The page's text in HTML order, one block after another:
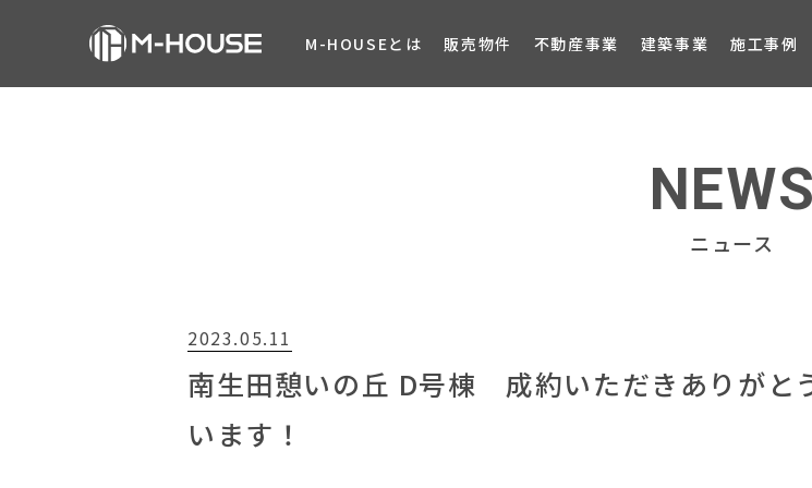
M-HOUSEとは 販売物件 不動産事業 建築事業 施工事例
NEWS
ニュース
2023.05.11
南生田憩いの丘 D号棟 成約いただきありがと
います！